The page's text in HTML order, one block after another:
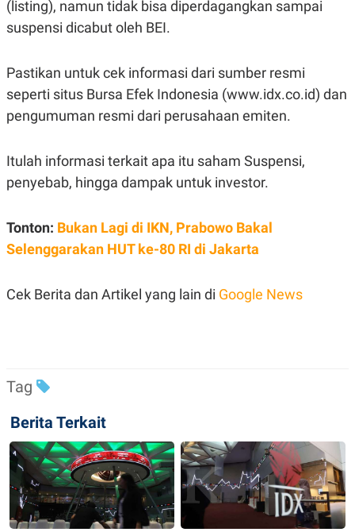
(listing), namun tidak bisa diperdagangkan sampai
suspensi dicabut oleh BEI.
Pastikan untuk cek informasi dari sumber resmi
seperti situs Bursa Efek Indonesia (www.idx.co.id) dan
pengumuman resmi dari perusahaan emiten.
Itulah informasi terkait apa itu saham Suspensi,
penyebab, hingga dampak untuk investor.
Tonton: Bukan Lagi di IKN, Prabowo Bakal
Selenggarakan HUT ke-80 RI di Jakarta
Cek Berita dan Artikel yang lain di Google News
Tag
Berita Terkait